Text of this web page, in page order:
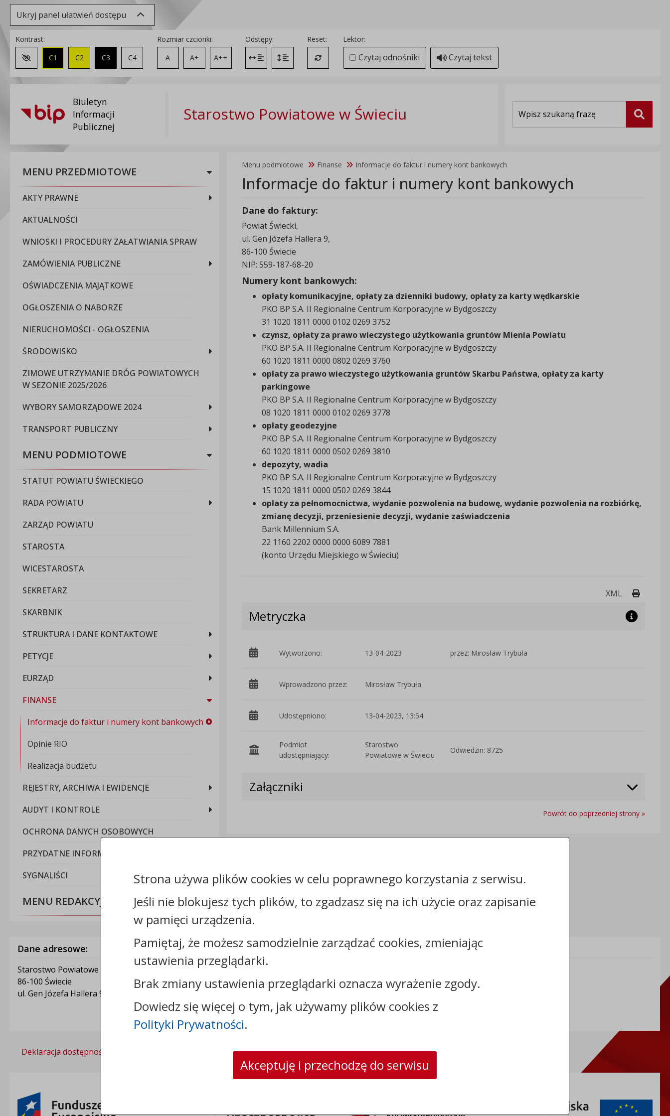
Ukryj panel ułatwień dostępu
Kontrast:
Zmień kontrast na domyślny
C1 C2 C3 C4
Rozmiar czcionki:
A
A+ A++
Odstępy:
Zmień odstęp między literami
Zmień interlinię i margines między paragrafami
Reset:
Przywróć ustawienia domyślne
Lektor:
Czytaj odnośniki Czytaj tekst
Biuletyn
Informacji
Publicznej
Starostwo Powiatowe w Świeciu Szukaj
MENU PRZEDMIOTOWE
AKTY PRAWNE
AKTUALNOŚCI
WNIOSKI I PROCEDURY ZAŁATWIANIA SPRAW
ZAMÓWIENIA PUBLICZNE
OŚWIADCZENIA MAJĄTKOWE
OGŁOSZENIA O NABORZE
NIERUCHOMOŚCI - OGŁOSZENIA
ŚRODOWISKO
ZIMOWE UTRZYMANIE DRÓG POWIATOWYCH
W SEZONIE 2025/2026
WYBORY SAMORZĄDOWE 2024
TRANSPORT PUBLICZNY
MENU PODMIOTOWE
STATUT POWIATU ŚWIECKIEGO
RADA POWIATU
ZARZĄD POWIATU
STAROSTA
WICESTAROSTA
SEKRETARZ
SKARBNIK
STRUKTURA I DANE KONTAKTOWE
PETYCJE
EURZĄD
FINANSE
Informacje do faktur i numery kont bankowych
Opinie RIO
Realizacja budżetu
REJESTRY, ARCHIWA I EWIDENCJE
AUDYT I KONTROLE
OCHRONA DANYCH OSOBOWYCH
PRZYDATNE INFORMACJE
SYGNALIŚCI
MENU REDAKCYJNE
Menu podmiotowe Finanse Informacje do faktur i numery kont bankowych
Informacje do faktur i numery kont bankowych
Dane do faktury:
Powiat Świecki,
ul. Gen Józefa Hallera 9,
86-100 Świecie
NIP: 559-187-68-20
Numery kont bankowych:
opłaty komunikacyjne, opłaty za dzienniki budowy, opłaty za karty wędkarskie
PKO BP S.A. II Regionalne Centrum Korporacyjne w Bydgoszczy
31 1020 1811 0000 0102 0269 3752
czynsz, opłaty za prawo wieczystego użytkowania gruntów Mienia Powiatu
PKO BP S.A. II Regionalne Centrum Korporacyjne w Bydgoszczy
60 1020 1811 0000 0802 0269 3760
opłaty za prawo wieczystego użytkowania gruntów Skarbu Państwa, opłaty za karty
parkingowe
PKO BP S.A. II Regionalne Centrum Korporacyjne w Bydgoszczy
08 1020 1811 0000 0102 0269 3778
opłaty geodezyjne
PKO BP S.A. II Regionalne Centrum Korporacyjne w Bydgoszczy
60 1020 1811 0000 0502 0269 3810
depozyty, wadia
PKO BP S.A. II Regionalne Centrum Korporacyjne w Bydgoszczy
15 1020 1811 0000 0502 0269 3844
opłaty za pełnomocnictwa, wydanie pozwolenia na budowę, wydanie pozwolenia na rozbiórkę,
zmianę decyzji, przeniesienie decyzji, wydanie zaświadczenia
Bank Millennium S.A.
22 1160 2202 0000 0000 6089 7881
(konto Urzędu Miejskiego w Świeciu)
XML Drukuj
Metryczka
Wytworzono: 13-04-2023 przez: Mirosław Trybuła
Wprowadzono przez: Mirosław Trybuła
Udostępniono: 13-04-2023, 13:54
Podmiot
udostępniający:
Starostwo
Powiatowe w Świeciu
Odwiedzin: 8725
Załączniki
Powrót do poprzedniej strony »
Dane adresowe:
Starostwo Powiatowe w Świeciu
86-100 Świecie
ul. Gen Józefa Hallera 9
Kontakt:
tel.:
faks: +48525683102
sekretariat@csw.pl
skrytka ePUAP: /CSW/SkrytkaESP
strona www:
www.csw.pl
Informacje dodatkowe:
REGON: 092361539
Deklaracja dostępności
Strona używa plików cookies w celu poprawnego korzystania z serwisu.
Jeśli nie blokujesz tych plików, to zgadzasz się na ich użycie oraz zapisanie
w pamięci urządzenia.
Pamiętaj, że możesz samodzielnie zarządzać cookies, zmieniając
ustawienia przeglądarki.
Brak zmiany ustawienia przeglądarki oznacza wyrażenie zgody.
Dowiedz się więcej o tym, jak używamy plików cookies z
Polityki Prywatności.
Akceptuję i przechodzę do serwisu